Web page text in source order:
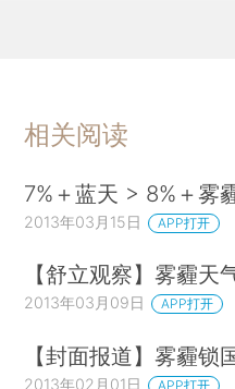
相关阅读
7%＋蓝天 > 8%＋雾
2013年03月15日 APP打开
【舒立观察】雾霾天
2013年03月09日 APP打开
【封面报道】雾霾锁
2013年02月01日 APP打开